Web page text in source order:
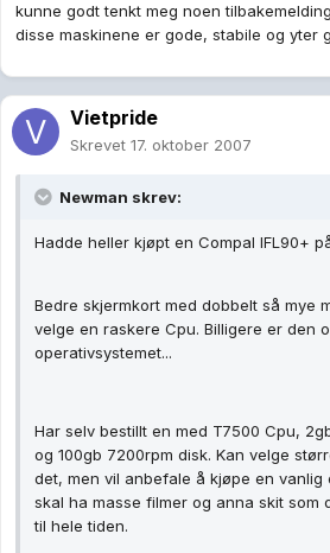
kunne godt tenkt meg noen
disse maskinene er gode, stabile og yter
Vietpride
Skrevet 17. oktober 2007
Newman skrev:
Hadde heller kjøpt en Compal IFL90+
Bedre skjermkort med dobbelt så mye
velge en raskere Cpu. Billigere er den
operativsystemet...
Har selv bestillt en med T7500 Cpu,
og 100gb 7200rpm disk. Kan velge
det, men vil anbefale å kjøpe en vanlig
skal ha masse filmer og anna skit som
til hele tiden.